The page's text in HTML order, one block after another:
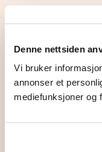
Denne nettsiden
Vi bruker
annonser et
mediefunksjoner og
Flere